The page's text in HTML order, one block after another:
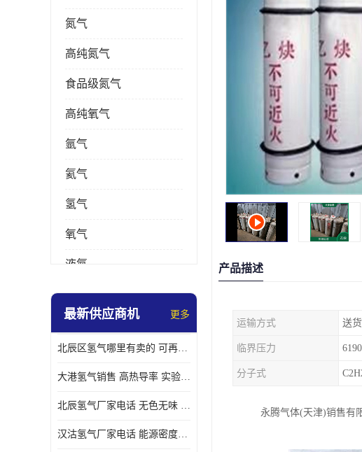
氮气
高纯氮气
食品级氮气
高纯氧气
氩气
氦气
氢气
氧气
液氮
乙炔
最新供应商机 更多
北辰区氢气哪里有卖的 可再生 实验室应用
大港氢气销售 高热导率 实验室应用
北辰氢气厂家电话 无色无味 凝点为-259
汉沽氢气厂家电话 能源密度高 储存和传输便利
产品描述
运输方式 送货
临界压力
分子式
永腾气体(天津)销售有